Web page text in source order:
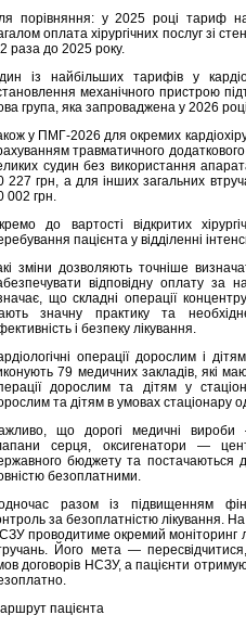
порівняння: у 2025 році тариф
оплата хірургічних послуг зі
раза до 2025 року.
із найбільших тарифів у
механічного пристрою
група, яка запроваджена у 2026
у ПМГ-2026 для окремих
травматичного
судин без використання
227 грн, а для інших загальних
002 грн.
до вартості відкритих
пацієнта у відділенні
зміни дозволяють точніше
відповідну оплату за
що складні операції
значну практику та
і безпеку лікування.
операції дорослим і
79 медичних закладів, які
дорослим та дітям у
та дітям в умовах стаціонару
що дорогі медичні вироби
серця, оксигенатори —
бюджету та постачаються
безоплатними.
разом із підвищенням
за безоплатністю лікування.
проводитиме окремий моніторинг
Його мета —
договорів НСЗУ, а пацієнти
пацієнта